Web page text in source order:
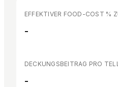
EFFEKTIVER FOOD-COST %
-
DECKUNGSBEITRAG PRO
-